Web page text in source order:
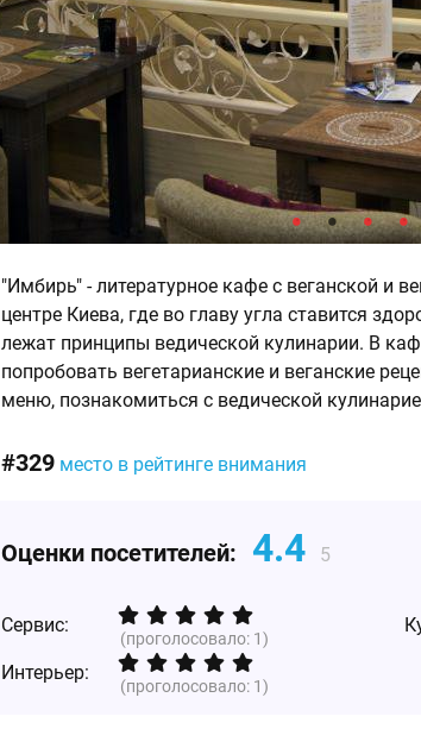
"Имбирь" - литературное кафе с веганской и
центре Киева, где во главу угла ставится
лежат принципы ведической кулинарии. В
попробовать вегетарианские и веганские
меню, познакомиться с ведической
#329 место в рейтинге внимания
Оценки посетителей: 4.4 5
Сервис:
(проголосовало: 1)
Интерьер:
(проголосовало: 1)